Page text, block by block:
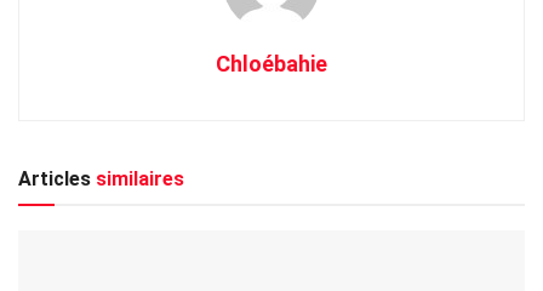
Chloébahie
Articles similaires